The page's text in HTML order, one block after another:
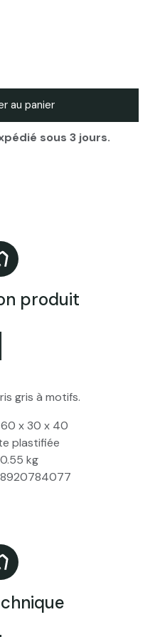
au panier
sous 3 jours.
produit
gris à motifs.
60 x 30 x 40
plastifiée
0.55 kg